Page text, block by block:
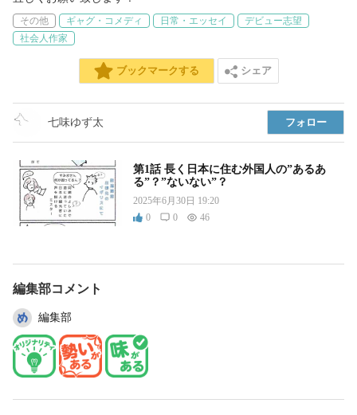
その他 ギャグ・コメディ 日常・エッセイ
デビュー志望
社会人作家
ブックマークする シェア
七味ゆず太 フォロー
第1話 長く日本に住む外国人の”あるあ
る”？”ないない”？
2025年6月30日 19:20
0
0 46
編集部コメント
編集部